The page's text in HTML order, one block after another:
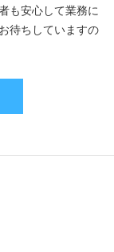
も安心して業務に
待ちしていますの